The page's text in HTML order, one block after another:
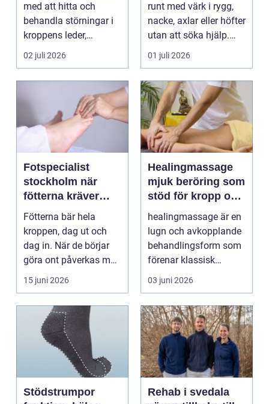
med att hitta och
behandla störningar i
kroppens leder,
muskler och
nervsyste...
02 juli 2026
runt med värk i rygg,
nacke, axlar eller höfter
utan att söka hjälp.
Andra har ...
01 juli 2026
Fotspecialist
stockholm när
fötterna kräver
mer än vanliga
sulor
Fötterna bär hela
kroppen, dag ut och
dag in. När de börjar
göra ont påverkas mer
15 juni 2026
Healingmassage
mjuk beröring som
stöd för kropp och
själ
healingmassage är en
lugn och avkopplande
behandlingsform som
förenar klassisk
massage med
energibas...
03 juni 2026
Stödstrumpor
Rehab i svedala